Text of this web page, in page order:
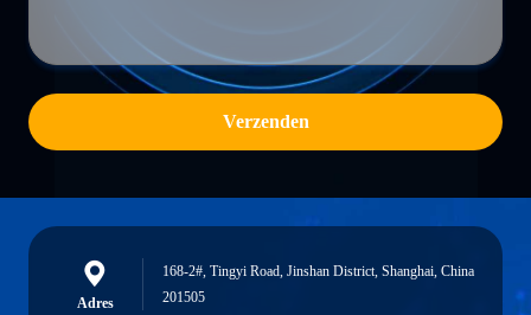
Verzenden
Adres
168-2#, Tingyi Road, Jinshan District, Shanghai, China
201505